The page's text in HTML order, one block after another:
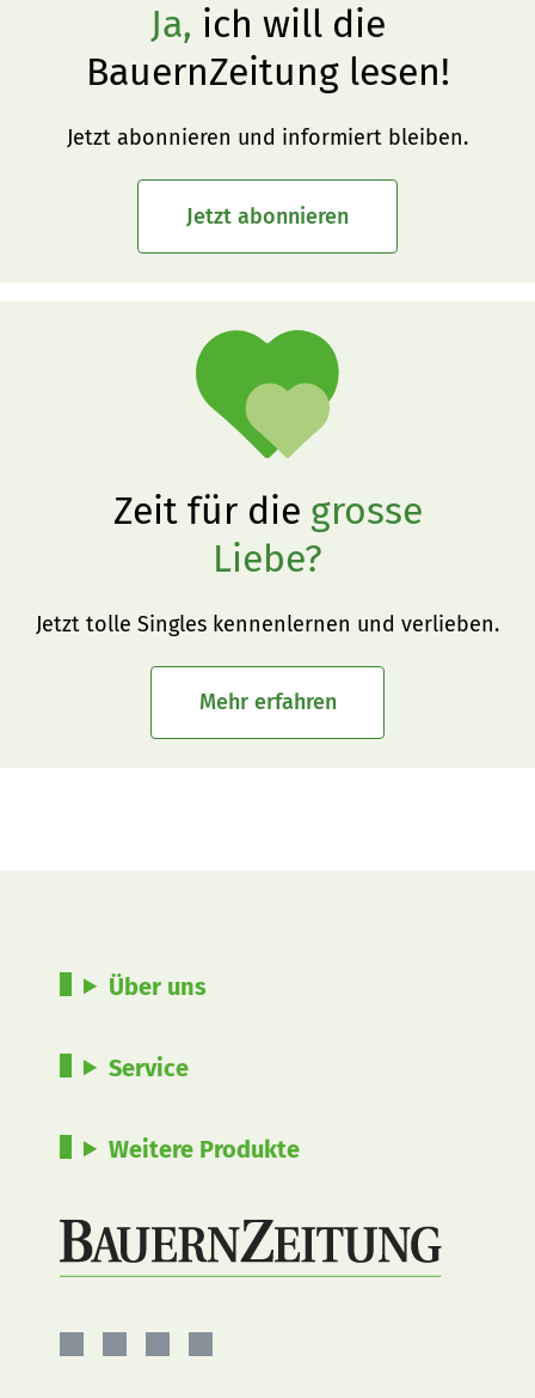
Ja, ich will die
BauernZeitung lesen!
Jetzt abonnieren und informiert bleiben.
Jetzt abonnieren
Zeit für die grosse
Liebe?
Jetzt tolle Singles kennenlernen und verlieben.
Mehr erfahren
Über uns
Service
Weitere Produkte